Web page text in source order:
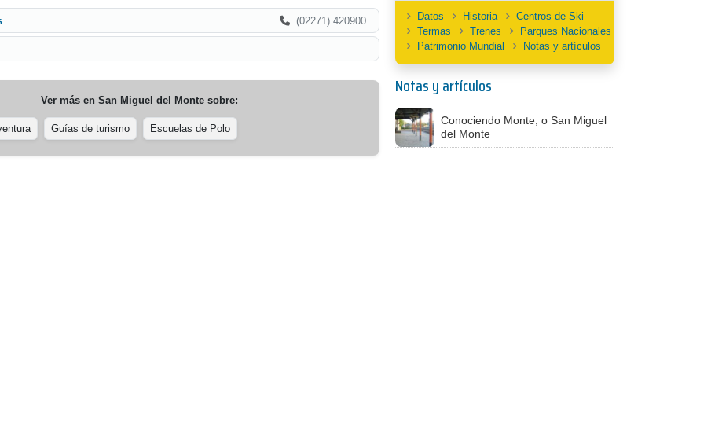
(02271) 420900
Ver más en San Miguel del Monte sobre:
Guías de turismo Escuelas de Polo
Datos Historia
Centros de Ski
Termas
Trenes
Parques Nacionales
Patrimonio Mundial
Notas y artículos
Notas y artículos
Conociendo Monte, o San Miguel
del Monte